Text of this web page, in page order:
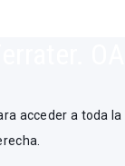
acceder a toda